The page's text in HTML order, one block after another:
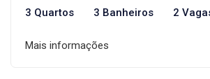
3 Quartos 3 Banheiros 2
Mais informações